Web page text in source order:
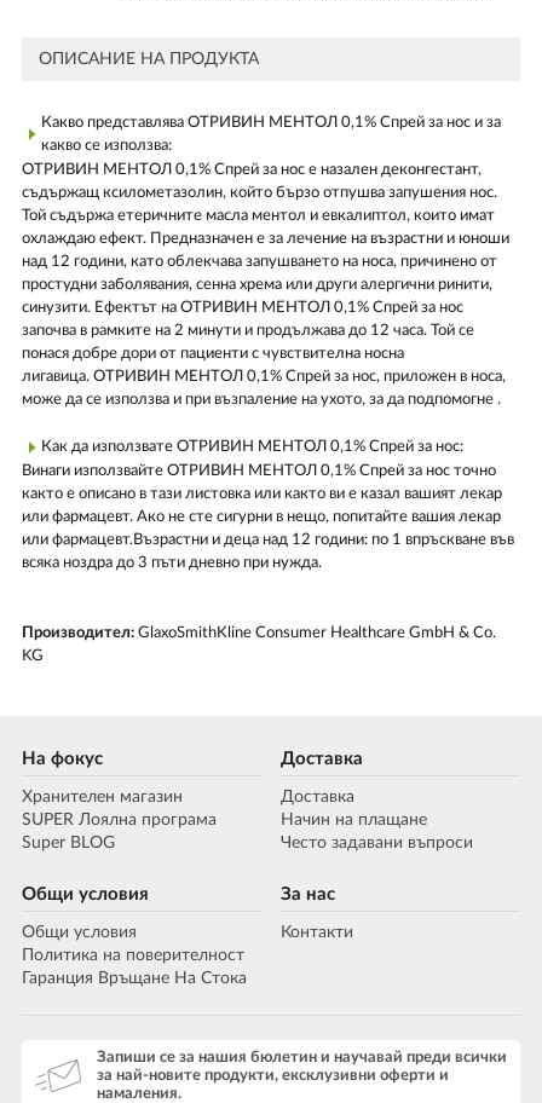
ОПИСАНИЕ НА ПРОДУКТА
Какво представлява ОТРИВИН МЕНТОЛ 0,1% Спрей за нос и за
какво се използва:
ОТРИВИН МЕНТОЛ 0,1% Спрей за нос е назален деконгестант,
съдържащ ксилометазолин, който бързо отпушва запушения нос.
Той съдържа етеричните масла ментол и евкалиптол, които имат
охлаждаю ефект. Предназначен е за лечение на възрастни и юноши
над 12 години, като облекчава запушването на носа, причинено от
простудни заболявания, сенна хрема или други алергични ринити,
синузити. Ефектът на ОТРИВИН МЕНТОЛ 0,1% Спрей за нос
започва в рамките на 2 минути и продължава до 12 часа. Той се
понася добре дори от пациенти с чувствителна носна
лигавица. ОТРИВИН МЕНТОЛ 0,1% Спрей за нос, приложен в носа,
може да се използва и при възпаление на ухото, за да подпомогне .
Как да използвате ОТРИВИН МЕНТОЛ 0,1% Спрей за нос:
Винаги използвайте ОТРИВИН МЕНТОЛ 0,1% Спрей за нос точно
както е описано в тази листовка или както ви е казал вашият лекар
или фармацевт. Ако не сте сигурни в нещо, попитайте вашия лекар
или фармацевт.Възрастни и деца над 12 години: по 1 впръскване във
всяка ноздра до 3 пъти дневно при нужда.
Производител:GlaxoSmithKline Consumer Healthcare GmbH & Co.
KG
На фокус
Хранителен магазин
SUPER Лоялна програма
Super BLOG
Доставка
Доставка
Начин на плащане
Често задавани въпроси
Общи условия
Общи условия
Политика на поверителност
Гаранция Връщане На Стока
За нас
Контакти
Запиши се за нашия бюлетин и научавай преди всички
за най-новите продукти, ексклузивни оферти и
намаления.